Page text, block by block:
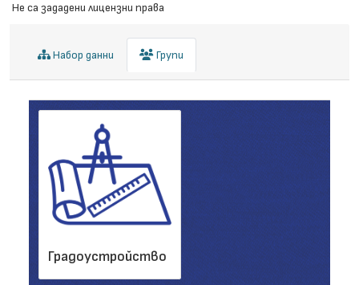
Не са зададени лицензни права
Набор данни Групи
Градоустройство